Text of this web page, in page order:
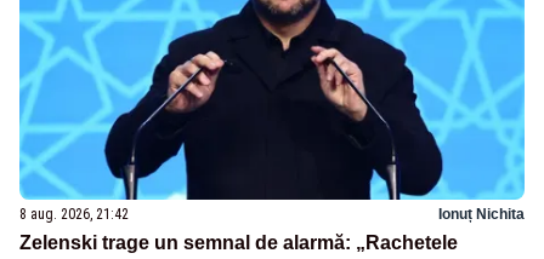
8 aug. 2026, 21:42 Ionuț Nichita
Zelenski trage un semnal de alarmă: „Rachetele